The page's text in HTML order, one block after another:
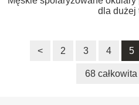
dla dużej
< 2 3 4 5
68